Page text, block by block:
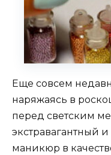
Еще совсем
наряжаясь в
перед светским
экстравагантный
маникюр в